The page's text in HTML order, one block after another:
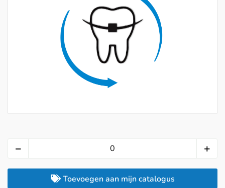
Toevoegen aan mijn catalogus